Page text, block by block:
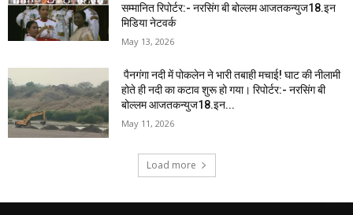
सम्मानित रिपोर्टर:- नरसिंग बी बोल्लम आजतकन्युज18.इन
मिडिया नेटवर्क
May 13, 2026
पैनगंगा नदी में पोकलेन ने भारी तबाही मचाई! घाट की नीलामी
होते ही नदी का कटाव शुरू हो गया। रिपोर्टर:- नरसिंग बी
बोल्लम आजतकन्युज18.इन...
May 11, 2026
Load more